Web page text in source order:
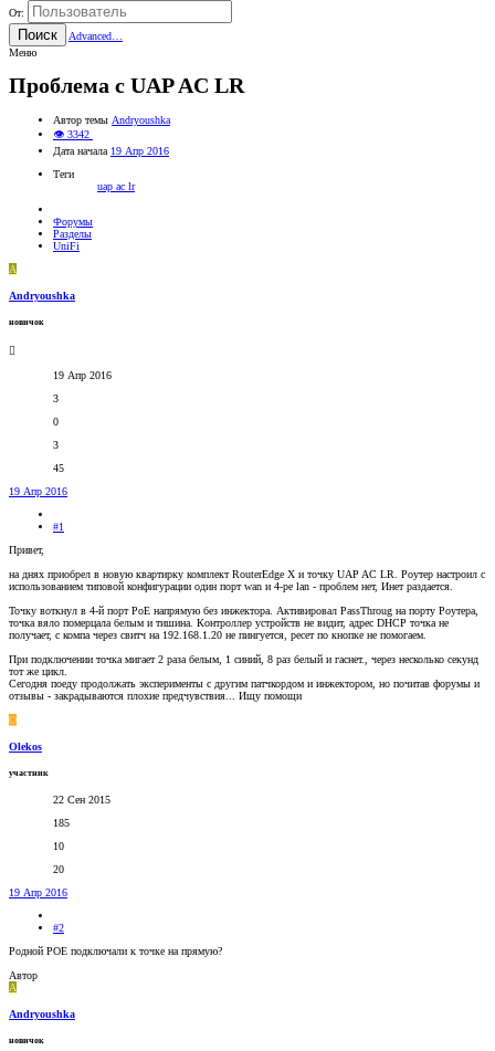
От:
Поиск
Advanced…
Меню
Проблема с UAP AC LR
Автор темы Andryoushka
👁 3342
Дата начала 19 Апр 2016
Теги
uap ac lr
Форумы
Разделы
UniFi
A
Andryoushka
новичок
19 Апр 2016
3
0
3
45
19 Апр 2016
#1
Привет,
на днях приобрел в новую квартирку комплект RouterEdge X и точку UAP AC LR. Роутер настроил с
использованием типовой конфигурации один порт wan и 4-ре lan - проблем нет, Инет раздается.
Точку воткнул в 4-й порт PoE напрямую без инжектора. Активировал PassThroug на порту Роутера,
точка вяло померцала белым и тишина. Контроллер устройств не видит, адрес DHCP точка не
получает, с компа через свитч на 192.168.1.20 не пингуется, ресет по кнопке не помогаем.
При подключении точка мигает 2 раза белым, 1 синий, 8 раз белый и гаснет., через несколько секунд
тот же цикл.
Сегодня поеду продолжать эксперименты с другим патчкордом и инжектором, но почитав форумы и
отзывы - закрадываются плохие предчувствия... Ищу помощи
O
Olekos
участник
22 Сен 2015
185
10
20
19 Апр 2016
#2
Родной POE подключали к точке на прямую?
Автор
A
Andryoushka
новичок